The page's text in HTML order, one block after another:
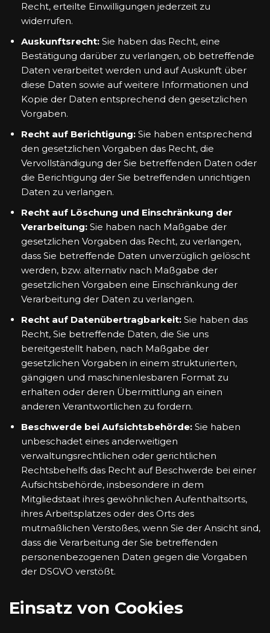
Recht, erteilte Einwilligungen jederzeit zu
widerrufen.
Auskunftsrecht: Sie haben das Recht, eine
Bestätigung darüber zu verlangen, ob betreffende
Daten verarbeitet werden und auf Auskunft über
diese Daten sowie auf weitere Informationen und
Kopie der Daten entsprechend den gesetzlichen
Vorgaben.
Recht auf Berichtigung: Sie haben entsprechend
den gesetzlichen Vorgaben das Recht, die
Vervollständigung der Sie betreffenden Daten oder
die Berichtigung der Sie betreffenden unrichtigen
Daten zu verlangen.
Recht auf Löschung und Einschränkung der
Verarbeitung: Sie haben nach Maßgabe der
gesetzlichen Vorgaben das Recht, zu verlangen,
dass Sie betreffende Daten unverzüglich gelöscht
werden, bzw. alternativ nach Maßgabe der
gesetzlichen Vorgaben eine Einschränkung der
Verarbeitung der Daten zu verlangen.
Recht auf Datenübertragbarkeit: Sie haben das
Recht, Sie betreffende Daten, die Sie uns
bereitgestellt haben, nach Maßgabe der
gesetzlichen Vorgaben in einem strukturierten,
gängigen und maschinenlesbaren Format zu
erhalten oder deren Übermittlung an einen
anderen Verantwortlichen zu fordern.
Beschwerde bei Aufsichtsbehörde: Sie haben
unbeschadet eines anderweitigen
verwaltungsrechtlichen oder gerichtlichen
Rechtsbehelfs das Recht auf Beschwerde bei einer
Aufsichtsbehörde, insbesondere in dem
Mitgliedstaat ihres gewöhnlichen Aufenthaltsorts,
ihres Arbeitsplatzes oder des Orts des
mutmaßlichen Verstoßes, wenn Sie der Ansicht sind,
dass die Verarbeitung der Sie betreffenden
personenbezogenen Daten gegen die Vorgaben
der DSGVO verstößt.
Einsatz von Cookies